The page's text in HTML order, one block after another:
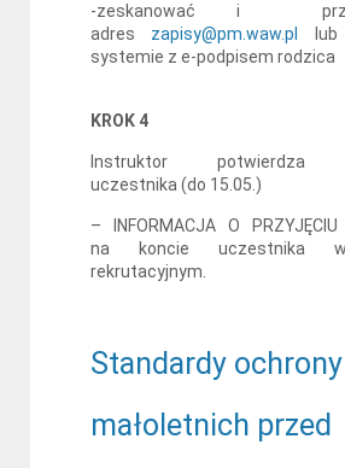
-zeskanować i
adres zapisy@pm.waw.pl
lub
systemie z e-podpisem rodzica
KROK 4
Instruktor potwierdza
uczestnika (do 15.05.)
– INFORMACJA O
na koncie uczestnika
rekrutacyjnym.
Standardy ochrony
małoletnich przed